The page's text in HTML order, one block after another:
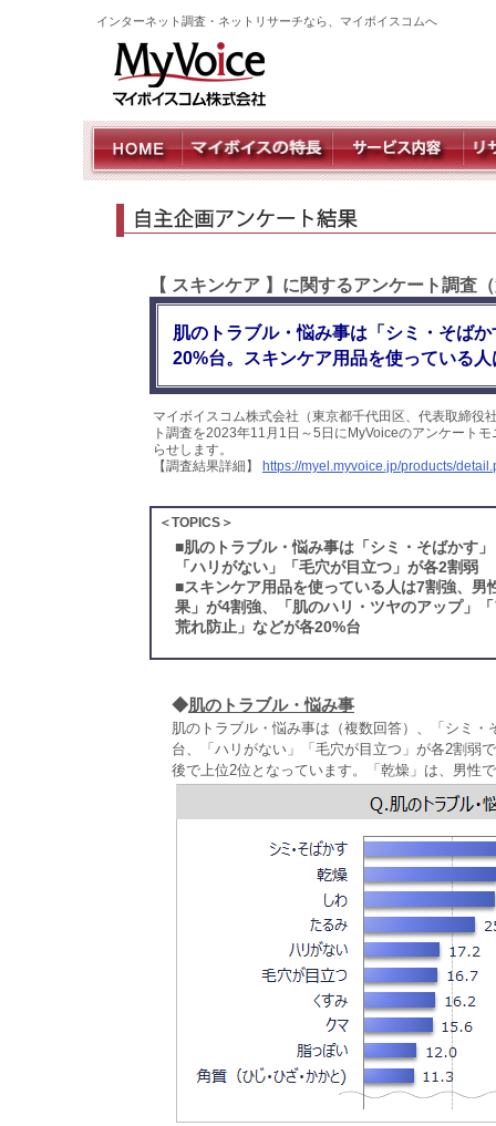
インターネット調査・ネットリサーチなら、マイボイスコムへ
【 スキンケア 】に関するアンケート調査
肌のトラブル・悩み事は「シミ・そば
20%台。スキンケア用品を使っている
マイボイスコム株式会社（東京都千代田区、代表取締
ト調査を2023年11月1日～5日にMyVoiceのアンケート
らせします。
【調査結果詳細】
https://myel.myvoice.jp/products/
＜TOPICS＞
■肌のトラブル・悩み事は「シミ・そばかす
「ハリがない」「毛穴が目立つ」が各2割弱
■スキンケア用品を使っている人は7割強、
果」が4割強、「肌のハリ・ツヤのアップ」
荒れ防止」などが各20%台
◆肌のトラブル・悩み事
肌のトラブル・悩み事は（複数回答）、「シミ
台、「ハリがない」「毛穴が目立つ」が各2割弱
後で上位2位となっています。「乾燥」は、男性